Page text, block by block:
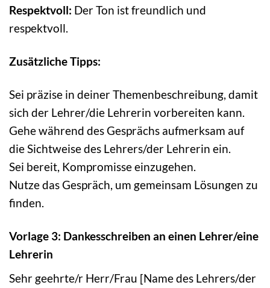
Respektvoll: Der Ton ist freundlich und
respektvoll.
Zusätzliche Tipps:
Sei präzise in deiner Themenbeschreibung, damit
sich der Lehrer/die Lehrerin vorbereiten kann.
Gehe während des Gesprächs aufmerksam auf
die Sichtweise des Lehrers/der Lehrerin ein.
Sei bereit, Kompromisse einzugehen.
Nutze das Gespräch, um gemeinsam Lösungen zu
finden.
Vorlage 3: Dankesschreiben an einen Lehrer/eine
Lehrerin
Sehr geehrte/r Herr/Frau [Name des Lehrers/der